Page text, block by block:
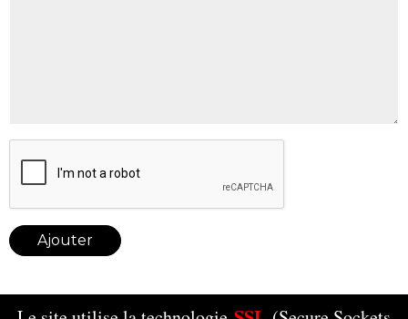
Ajouter